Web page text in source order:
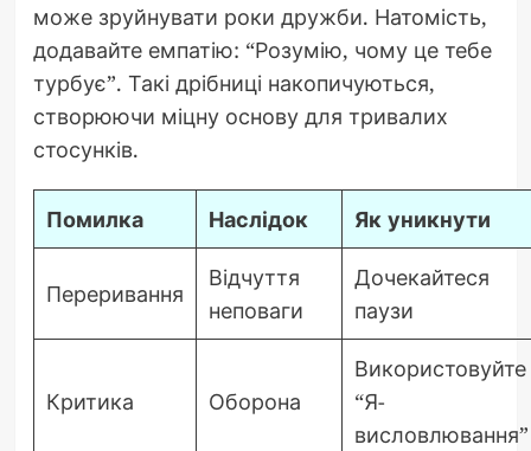
може зруйнувати роки дружби. Натомість,
додавайте емпатію: “Розумію, чому це тебе
турбує”. Такі дрібниці накопичуються,
створюючи міцну основу для тривалих
стосунків.
Помилка Наслідок Як уникнути
Переривання
Відчуття
неповаги
Дочекайтеся
паузи
Критика Оборона
Використовуйте
“Я-
висловлювання”